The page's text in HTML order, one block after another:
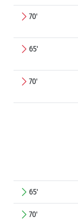
70'
65'
70'
65'
70'